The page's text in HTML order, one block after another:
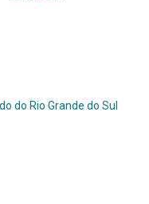
do Rio Grande do Sul